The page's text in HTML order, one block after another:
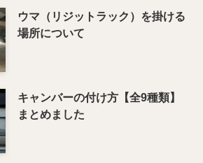
ウマ（リジットラック）を掛ける
場所について
キャンバーの付け方【全9種類】
まとめました